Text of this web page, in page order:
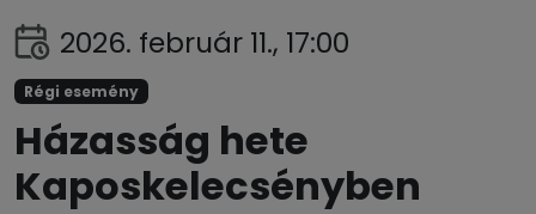
2026. február 11., 17:00
Régi esemény
Házasság hete
Kaposkelecsényben